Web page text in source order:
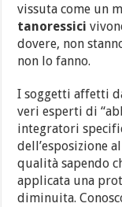
vissuta come un
tanoressici
dovere, non
non lo fanno.
I soggetti affetti
veri esperti di
integratori
dell’esposizione
qualità sapendo
applicata una
diminuita.